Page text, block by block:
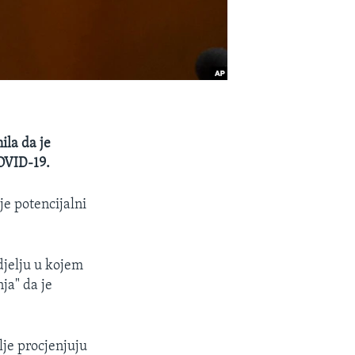
da je
19.
potencijalni
u kojem
da je
procjenjuju